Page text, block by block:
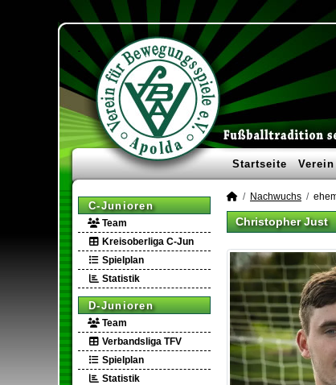
Startseite Verein
C-Junioren
Team
Kreisoberliga C-Jun
Spielplan
Statistik
D-Junioren
Team
Verbandsliga TFV
Spielplan
Statistik
Nachwuchs
Christopher Just